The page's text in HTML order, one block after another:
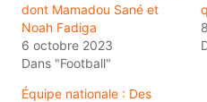
dont Mamadou Sané et
Noah Fadiga
6 octobre 2023
Dans "Football"
Équipe nationale : Des